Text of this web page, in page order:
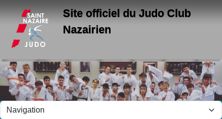
Site officiel du Judo Club
Nazairien